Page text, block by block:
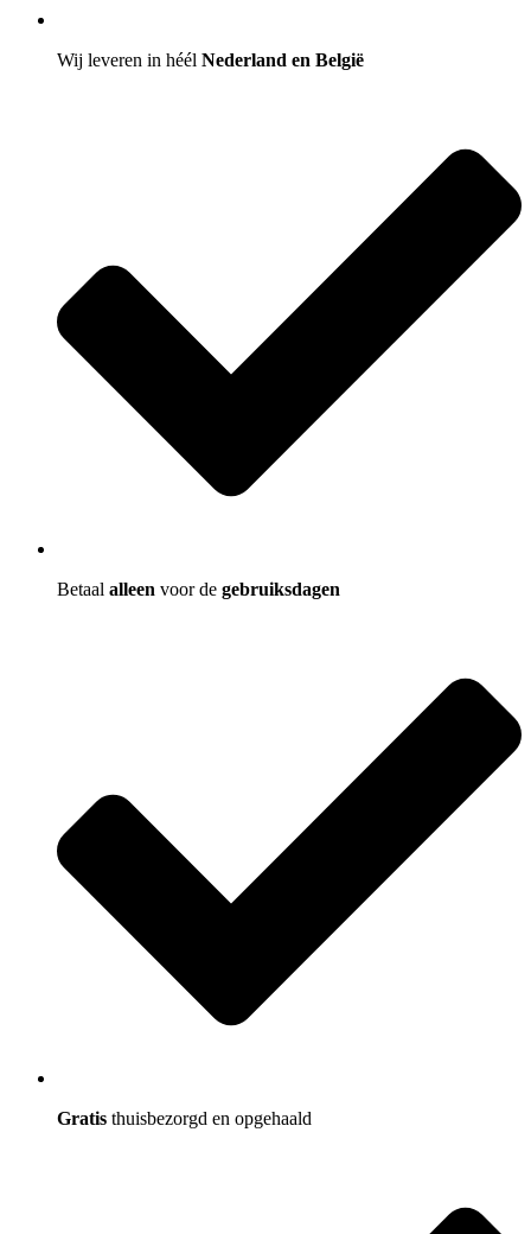
Wij leveren in héél Nederland en België
Betaal alleen voor de gebruiksdagen
Gratis thuisbezorgd en opgehaald